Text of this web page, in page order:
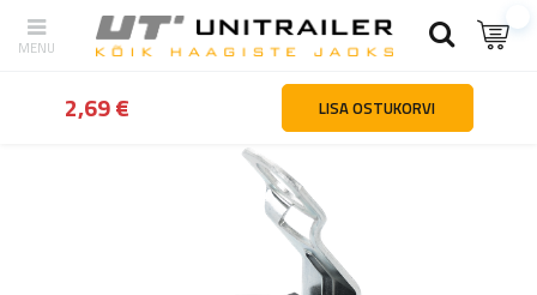
tagasi Kodu Haagiste osad ja tarvikud Haakeseadmed ja
2,69 € LISA OSTUKORVI